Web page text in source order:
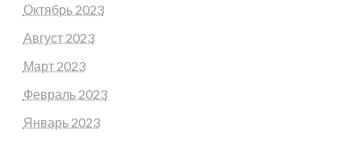
Октябрь 2023
Август 2023
Март 2023
Февраль 2023
Январь 2023